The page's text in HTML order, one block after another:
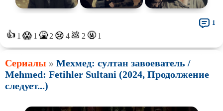
👍 1 😱 1 🤮2 😢 4 💩 2 🤬 1
1
Сериалы » Мехмед: султан завоеватель /
Mehmed: Fetihler Sultani (2024, Продолжение
следует...)